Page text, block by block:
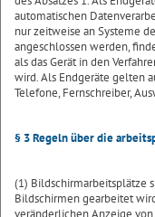
automatischen
nur zeitweise an Systeme
angeschlossen werden,
als das Gerät in den
wird. Als Endgeräte gelten
Telefone, Fernschreiber,
§ 3 Regeln über die
(1) Bildschirmarbeitsplätze
Bildschirmen gearbeitet
veränderlichen Anzeige